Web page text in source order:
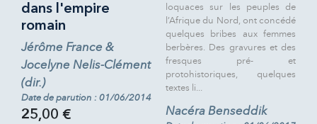
dans l'empire
romain
Jérôme France &
Jocelyne Nelis-Clément
(dir.)
Date de parution : 01/06/2014
25,00 €
loquaces sur les peuples de
l’Afrique du Nord, ont concédé
quelques bribes aux femmes
berbères. Des gravures et des
fresques pré- et
protohistoriques, quelques
textes li...
Nacéra Benseddik